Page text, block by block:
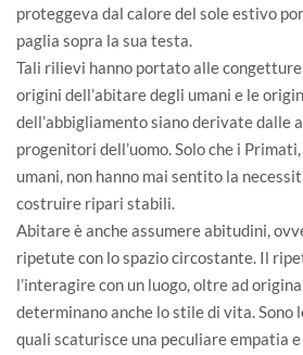
proteggeva dal calore del sole estivo
paglia sopra la sua testa.
Tali rilievi hanno portato alle
origini dell’abitare degli umani e le
dell’abbigliamento siano derivate dalle
progenitori dell’uomo. Solo che i
umani, non hanno mai sentito la
costruire ripari stabili.
Abitare è anche assumere abitudini,
ripetute con lo spazio circostante. Il
l’interagire con un luogo, oltre ad
determinano anche lo stile di vita. Sono
quali scaturisce una peculiare empatia